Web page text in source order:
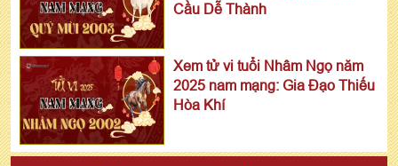
Cầu Dễ Thành
Xem tử vi tuổi Nhâm Ngọ năm
2025 nam mạng: Gia Đạo Thiếu
Hòa Khí